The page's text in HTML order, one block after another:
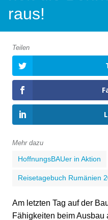
raus!
Teilen
Mehr dazu
HoffnungsBAUer in Aktion
Reisetagebuch Rumänien
Am letzten Tag auf der
Fähigkeiten beim